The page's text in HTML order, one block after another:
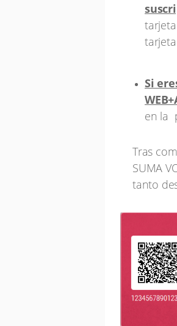
Si
en la
Tras
SUMA
tanto